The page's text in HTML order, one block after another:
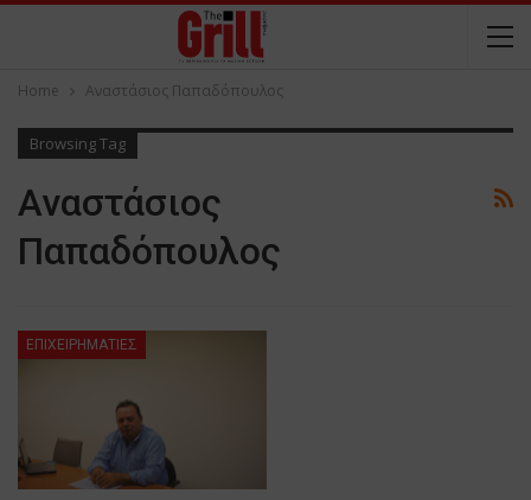
Home Αναστάσιος Παπαδόπουλος
Browsing Tag
Αναστάσιος
Παπαδόπουλος
ΕΠΙΧΕΙΡΗΜΑΤΙΕΣ